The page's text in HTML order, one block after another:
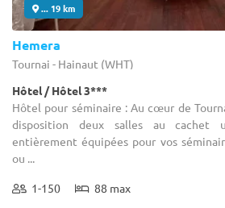
... 19 km
Hemera
Tournai - Hainaut (WHT)
Hôtel / Hôtel 3***
Hôtel pour séminaire : Au cœur de
disposition deux salles au cachet
entièrement équipées pour vos
ou ...
1-150 88 max